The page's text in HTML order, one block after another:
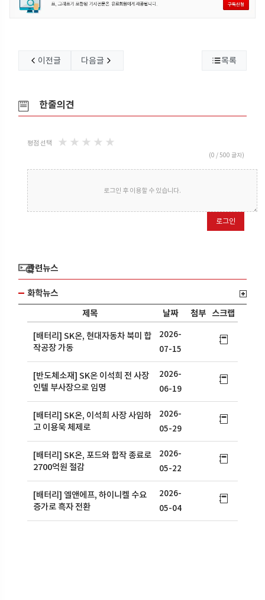
양극재로 돌파구를 모색하고 있다.
이전글 다음글 목록
한줄의견
평점 선택 ★ ★ ★ ★ ★
(0 / 500 글자)
로그인 후 이용할 수 있습니다.
로그인
관련뉴스
화학뉴스
제목
날짜 첨부 스크랩
[배터리] SK온, 현대자동차 북미 합
작공장 가동
2026-
07-15
[반도체소재] SK온 이석희 전 사장
인텔 부사장으로 임명
2026-
06-19
[배터리] SK온, 이석희 사장 사임하
고 이용욱 체제로
2026-
05-29
[배터리] SK온, 포드와 합작 종료로
2700억원 절감
2026-
05-22
[배터리] 엘앤에프, 하이니켈 수요
증가로 흑자 전환
2026-
05-04